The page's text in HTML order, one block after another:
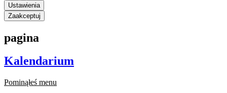
Ustawienia
Zaakceptuj
pagina
Kalendarium
Pominąłeś menu